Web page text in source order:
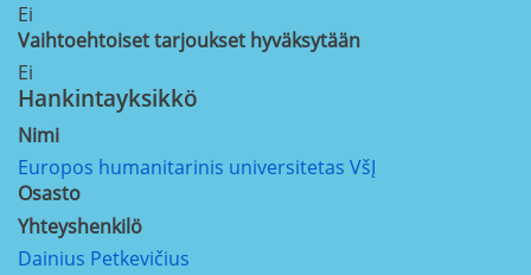
Ei
Vaihtoehtoiset tarjoukset hyväksytään
Ei
Hankintayksikkö
Nimi
Europos humanitarinis universitetas VšĮ
Osasto
Yhteyshenkilö
Dainius Petkevičius